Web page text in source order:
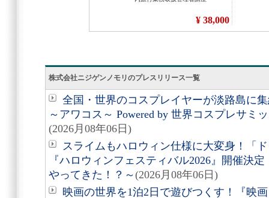
株式会社ニジゲンノモリのプレスリリース一覧
全国・世界のコスプレイヤーが淡路島に
～アワコス～ Powered by 世界コスプレサミ
(2026月08年06日)
スライムもハロウィン仕様に大変身！「
『ハロウィンフェスティバル2026』開催決
やってきた！？～ (2026月08年06日)
映画の世界を1泊2日で遊びつくす！『映